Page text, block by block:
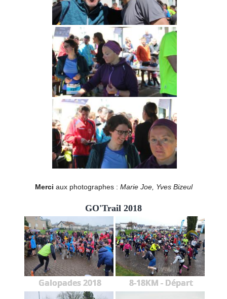
Merci aux photographes : Marie Joe, Yves Bizeul
GO'Trail 2018
Galopades 2018 8-18KM - Départ